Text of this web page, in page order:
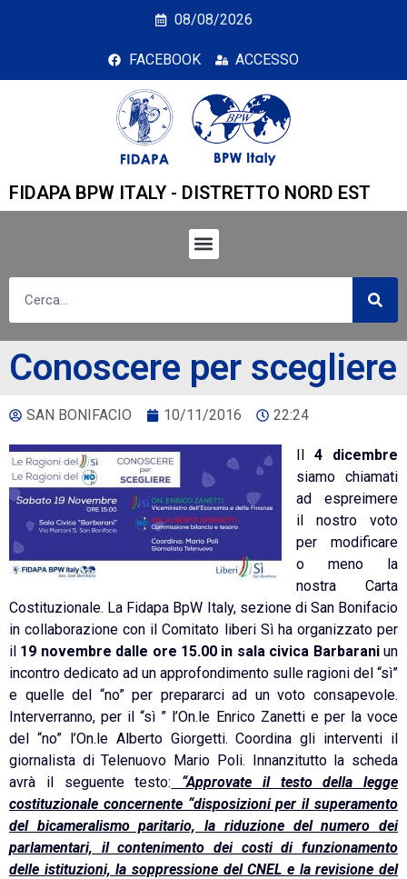
Conoscere per
08/08/2026
FACEBOOK ACCESSO
FIDAPA BPW ITALY - DISTRETTO NORD EST
Conoscere per scegliere
SAN BONIFACIO 10/11/2016 22:24
Il 4 dicembre
siamo chiamati
ad espreimere
il nostro voto
per modificare
o meno la
nostra Carta
Costituzionale. La Fidapa BpW Italy, sezione di San Bonifacio
in collaborazione con il Comitato liberi Sì ha organizzato per
il 19 novembre dalle ore 15.00 in sala civica Barbaraniun
incontro dedicato ad un approfondimento sulle ragioni del “sì”
e quelle del “no” per prepararci ad un voto consapevole.
Interverranno, per il “sì ” l’On.le Enrico Zanetti e per la voce
del “no” l’On.le Alberto Giorgetti. Coordina gli interventi il
giornalista di Telenuovo Mario Poli. Innanzitutto la scheda
avrà il seguente testo: “Approvate il testo della legge
costituzionale concernente “disposizioni per il superamento
del bicameralismo paritario, la riduzione del numero dei
parlamentari, il contenimento dei costi di funzionamento
delle istituzioni, la soppressione del CNEL e la revisione del